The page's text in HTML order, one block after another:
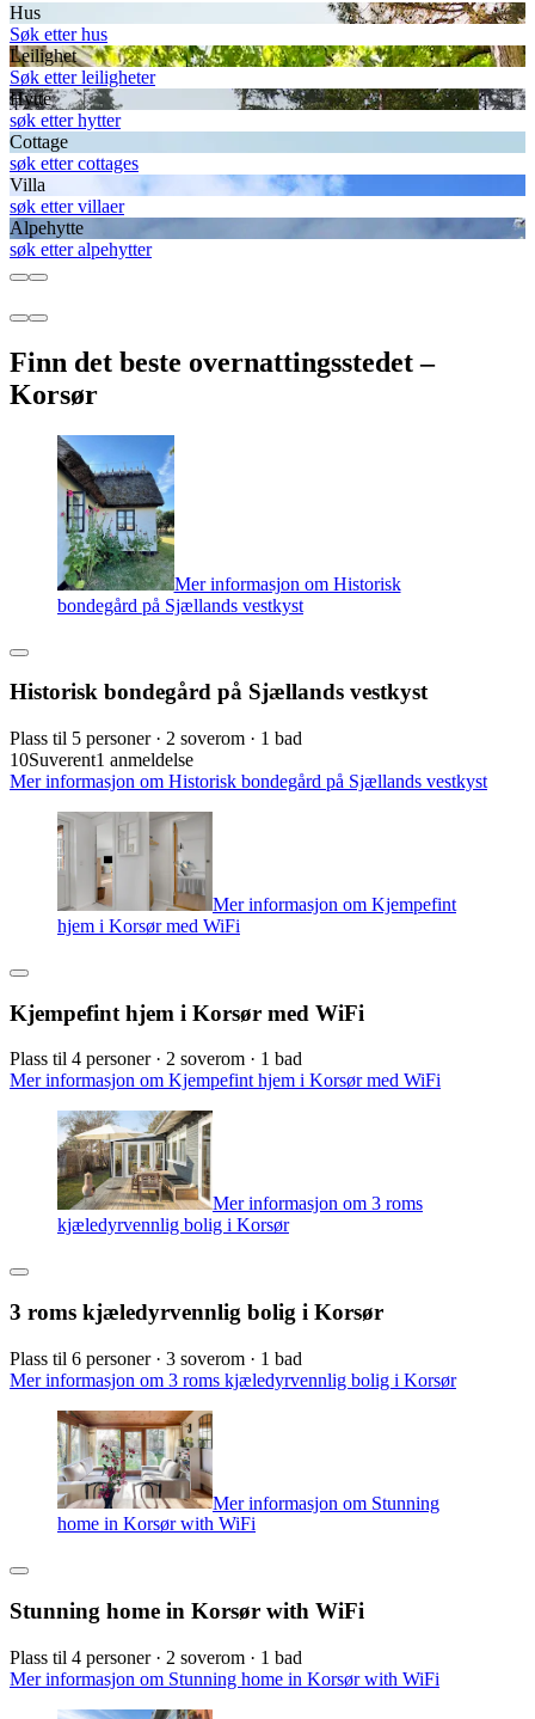
Hus
Søk etter hus
Leilighet
Søk etter leiligheter
Hytte
søk etter hytter
Cottage
søk etter cottages
Villa
søk etter villaer
Alpehytte
søk etter alpehytter
Finn det beste overnattingsstedet –
Korsør
Mer informasjon om Historisk
bondegård på Sjællands vestkyst
Historisk bondegård på Sjællands vestkyst
Plass til 5 personer · 2 soverom · 1 bad
10Suverent1 anmeldelse
Mer informasjon om Historisk bondegård på Sjællands vestkyst
Mer informasjon om Kjempefint
hjem i Korsør med WiFi
Kjempefint hjem i Korsør med WiFi
Plass til 4 personer · 2 soverom · 1 bad
Mer informasjon om Kjempefint hjem i Korsør med WiFi
Mer informasjon om 3 roms
kjæledyrvennlig bolig i Korsør
3 roms kjæledyrvennlig bolig i Korsør
Plass til 6 personer · 3 soverom · 1 bad
Mer informasjon om 3 roms kjæledyrvennlig bolig i Korsør
Mer informasjon om Stunning
home in Korsør with WiFi
Stunning home in Korsør with WiFi
Plass til 4 personer · 2 soverom · 1 bad
Mer informasjon om Stunning home in Korsør with WiFi